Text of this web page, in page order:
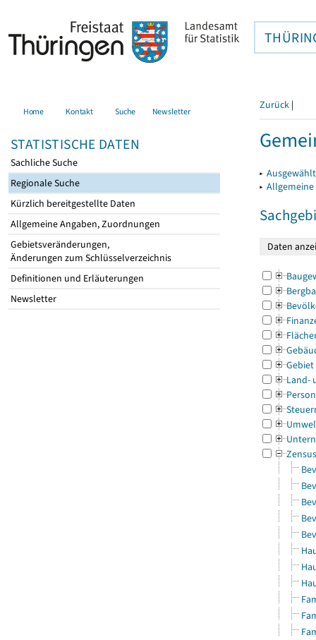
Home Kontakt Suche Newsletter
STATISTISCHE DATEN
Sachliche Suche
Regionale Suche
Kürzlich bereitgestellte Daten
Allgemeine Angaben, Zuordnungen
Gebietsveränderungen,
Änderungen zum Schlüsselverzeichnis
Definitionen und Erläuterungen
Newsletter
Zurück |
▸
▸
Gebiet
Land-
Zensus